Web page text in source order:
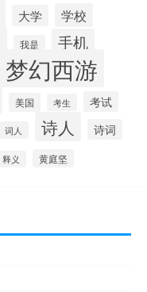
大学 学校
我是
手机
梦幻西游
美国 考生 考试
词人 诗人 诗词
释义 黄庭坚